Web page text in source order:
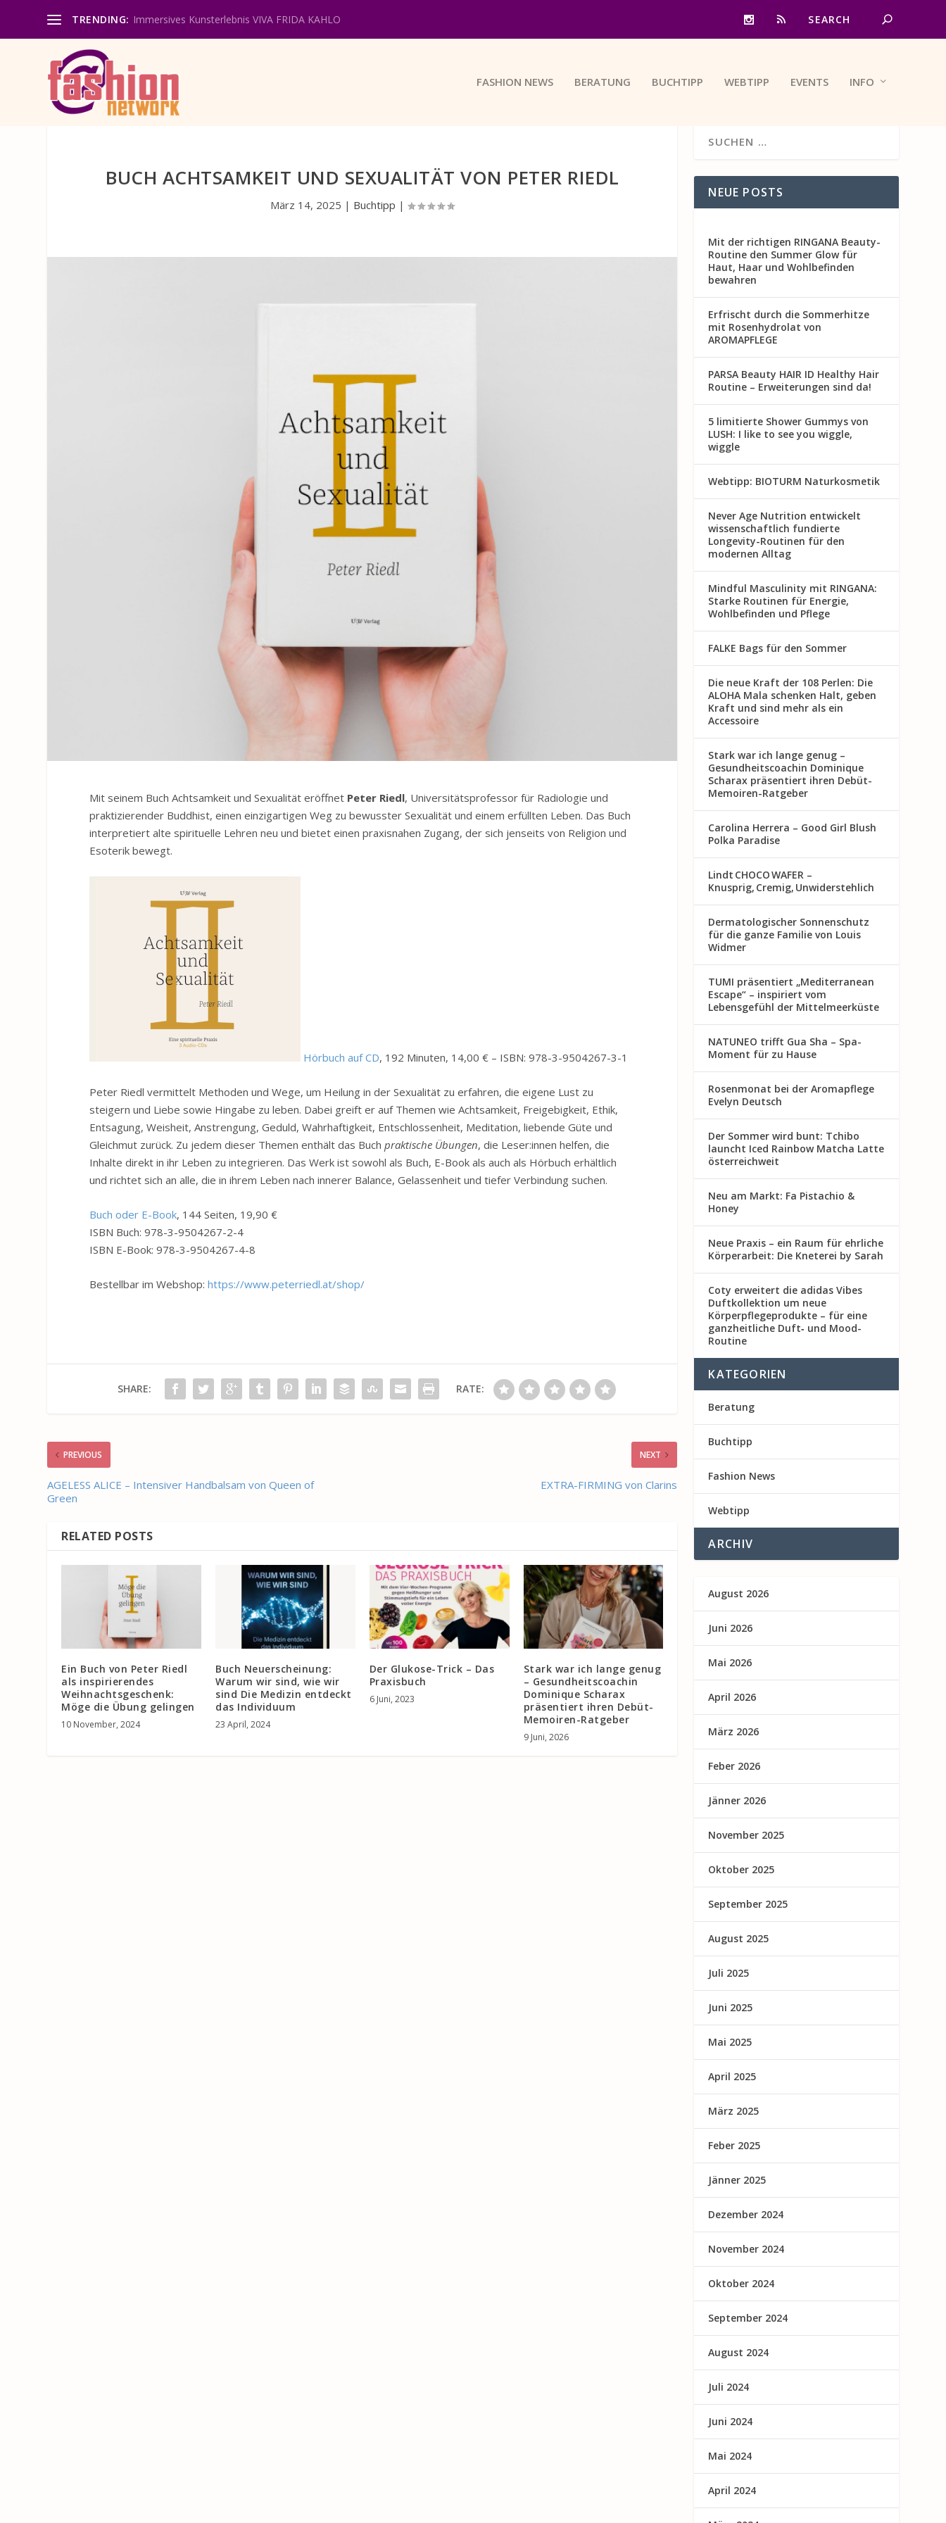
TRENDING: Immersives Kunsterlebnis VIVA FRIDA KAHLO
FASHION NEWS BERATUNG BUCHTIPP WEBTIPP EVENTS INFO
BUCH ACHTSAMKEIT UND SEXUALITÄT VON PETER RIEDL
März 14, 2025 | Buchtipp |
Mit seinem Buch Achtsamkeit und Sexualität eröffnet Peter Riedl, Universitätsprofessor für Radiologie und
praktizierender Buddhist, einen einzigartigen Weg zu bewusster Sexualität und einem erfüllten Leben. Das Buch
interpretiert alte spirituelle Lehren neu und bietet einen praxisnahen Zugang, der sich jenseits von Religion und
Esoterik bewegt.
Hörbuch auf CD, 192 Minuten, 14,00 € – ISBN: 978-3-9504267-3-1
Peter Riedl vermittelt Methoden und Wege, um Heilung in der Sexualität zu erfahren, die eigene Lust zu
steigern und Liebe sowie Hingabe zu leben. Dabei greift er auf Themen wie Achtsamkeit, Freigebigkeit, Ethik,
Entsagung, Weisheit, Anstrengung, Geduld, Wahrhaftigkeit, Entschlossenheit, Meditation, liebende Güte und
Gleichmut zurück. Zu jedem dieser Themen enthält das Buchpraktische Übungen, die Leser:innen helfen, die
Inhalte direkt in ihr Leben zu integrieren. Das Werk ist sowohl als Buch, E-Book als auch als Hörbuch erhältlich
und richtet sich an alle, die in ihrem Leben nach innerer Balance, Gelassenheit und tiefer Verbindung suchen.
Buch oder E-Book, 144 Seiten, 19,90 €
ISBN Buch: 978-3-9504267-2-4
ISBN E-Book: 978-3-9504267-4-8
Bestellbar im Webshop:https://www.peterriedl.at/shop/
SHARE: RATE:
PREVIOUS
AGELESS ALICE – Intensiver Handbalsam von Queen of
Green
NEXT
EXTRA-FIRMING von Clarins
RELATED POSTS
Ein Buch von Peter Riedl
als inspirierendes
Weihnachtsgeschenk:
Möge die Übung gelingen
10 November, 2024
Buch Neuerscheinung:
Warum wir sind, wie wir
sind Die Medizin entdeckt
das Individuum
23 April, 2024
Der Glukose-Trick – Das
Praxisbuch
6 Juni, 2023
Stark war ich lange genug
– Gesundheitscoachin
Dominique Scharax
präsentiert ihren Debüt-
Memoiren-Ratgeber
9 Juni, 2026
NEUE POSTS
Mit der richtigen RINGANA Beauty-
Routine den Summer Glow für
Haut, Haar und Wohlbefinden
bewahren
Erfrischt durch die Sommerhitze
mit Rosenhydrolat von
AROMAPFLEGE
PARSA Beauty HAIR ID Healthy Hair
Routine – Erweiterungen sind da!
5 limitierte Shower Gummys von
LUSH: I like to see you wiggle,
wiggle
Webtipp: BIOTURM Naturkosmetik
Never Age Nutrition entwickelt
wissenschaftlich fundierte
Longevity-Routinen für den
modernen Alltag
Mindful Masculinity mit RINGANA:
Starke Routinen für Energie,
Wohlbefinden und Pflege
FALKE Bags für den Sommer
Die neue Kraft der 108 Perlen: Die
ALOHA Mala schenken Halt, geben
Kraft und sind mehr als ein
Accessoire
Stark war ich lange genug –
Gesundheitscoachin Dominique
Scharax präsentiert ihren Debüt-
Memoiren-Ratgeber
Carolina Herrera – Good Girl Blush
Polka Paradise
Lindt CHOCO WAFER –
Knusprig, Cremig, Unwiderstehlich
Dermatologischer Sonnenschutz
für die ganze Familie von Louis
Widmer
TUMI präsentiert „Mediterranean
Escape“ – inspiriert vom
Lebensgefühl der Mittelmeerküste
NATUNEO trifft Gua Sha – Spa-
Moment für zu Hause
Rosenmon at bei der Aromapflege
Evelyn Deutsch
Der Sommer wird bunt: Tchibo
launcht Iced Rainbow Matcha Latte
österreichweit
Neu am Markt: Fa Pistachio &
Honey
Neue Praxis – ein Raum für ehrliche
Körperarbeit: Die Kneterei by Sarah
Coty erweitert die adidas Vibes
Duftkollektion um neue
Körperpflegeprodukte – für eine
ganzheitliche Duft‑ und Mood-
Routine
KATEGORIEN
Beratung
Buchtipp
Fashion News
Webtipp
ARCHIV
August 2026
Juni 2026
Mai 2026
April 2026
März 2026
Feber 2026
Jänner 2026
November 2025
Oktober 2025
September 2025
August 2025
Juli 2025
Juni 2025
Mai 2025
April 2025
März 2025
Feber 2025
Jänner 2025
Dezember 2024
November 2024
Oktober 2024
September 2024
August 2024
Juli 2024
Juni 2024
Mai 2024
April 2024